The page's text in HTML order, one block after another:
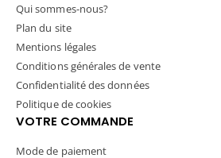
Qui sommes-nous?
Plan du site
Mentions légales
Conditions générales de vente
Confidentialité des données
Politique de cookies
VOTRE COMMANDE
Mode de paiement